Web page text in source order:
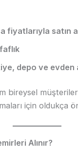
fiyatlarıyla satın
depo ve evden
bireysel
için oldukça
Alınır?